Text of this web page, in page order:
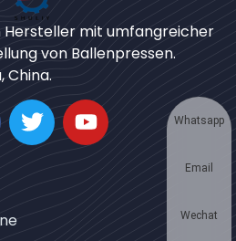
Hersteller mit umfangreicher
von Ballenpressen.
China.
Thai
Swahili
Japanese
Urdu
Whatsapp
Email
Wechat